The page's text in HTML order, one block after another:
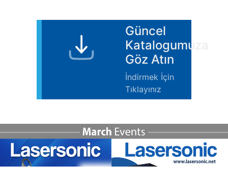
Güncel
Katalogumuza
Göz Atın
İndirmek İçin
Tıklayınız